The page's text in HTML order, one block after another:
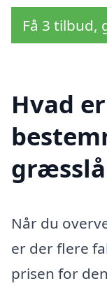
Få 3 tilbud,
Hvad
Når du
er der flere
prisen for